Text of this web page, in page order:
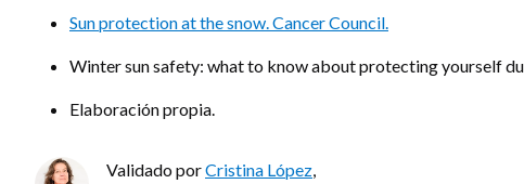
Sun protection at the snow. Cancer Council.
Winter sun safety: what to know about protecting yourself
Elaboración propia.
Validado porCristina López,